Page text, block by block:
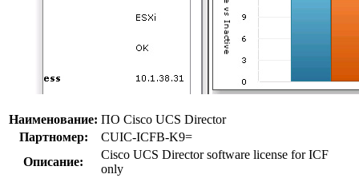
Наименование: ПО Cisco UCS Director
Партномер:
CUIC-ICFB-K9=
Описание:
Cisco UCS Director software license for ICF
only